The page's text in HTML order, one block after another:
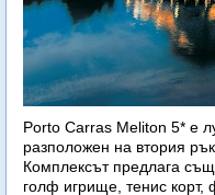
Porto Carras Meliton 5* е
разположен на втория
Комплексът предлага
голф игрище, тенис корт,